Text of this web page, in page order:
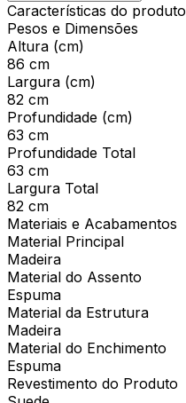
Características do produto
Pesos e Dimensões
Altura (cm)
86 cm
Largura (cm)
82 cm
Profundidade (cm)
63 cm
Profundidade Total
63 cm
Largura Total
82 cm
Materiais e Acabamentos
Material Principal
Madeira
Material do Assento
Espuma
Material da Estrutura
Madeira
Material do Enchimento
Espuma
Revestimento do Produto